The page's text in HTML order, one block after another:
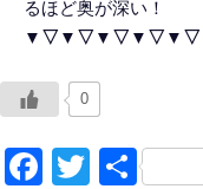
るほど奥が深い！
0
Facebook
Twitter
共